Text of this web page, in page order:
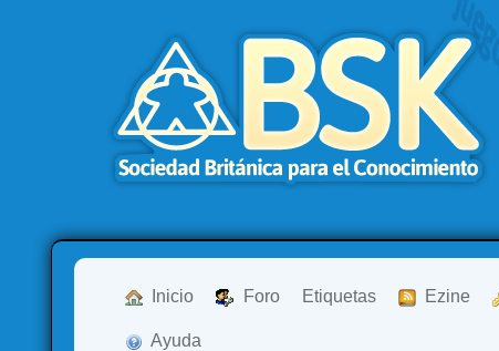
Inicio Foro Etiquetas Ezine
Ayuda